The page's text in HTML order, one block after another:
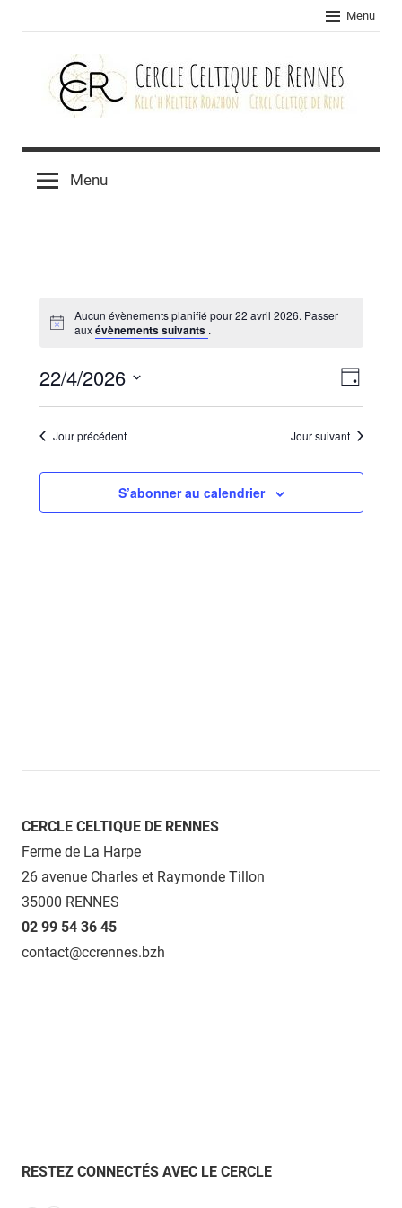
Menu
Cercle
celtique
Menu
Aucun évènements planifié pour 22 avril 2026. Passer
auxévènements suivants .
par
de
vues
Jour
22/4/2026
Sélectionnez
uneJour précédent Jour suivant
S’abonner au calendrier
CERCLE CELTIQUE DE RENNES
Ferme de La Harpe
26 avenue Charles et Raymonde Tillon
35000 RENNES
02 99 54 36 45
contact@ccrennes.bzh
RESTEZ CONNECTÉS AVEC LE CERCLE